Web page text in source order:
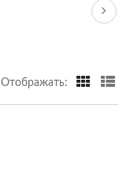
Отображать: